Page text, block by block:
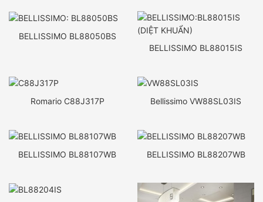
BELLISSIMO BL88050BS
BELLISSIMO BL88015IS
Romario C88J317P Bellissimo VW88SL03IS
BELLISSIMO BL88107WB BELLISSIMO BL88207WB